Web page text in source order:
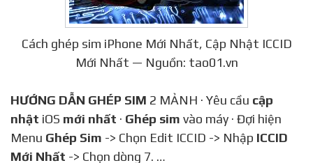
Cách ghép sim iPhone Mới Nhất, Cập Nhật ICCID
Mới Nhất — Nguồn: tao01.vn
HƯỚNG DẪN GHÉP SIM 2 MẢNH · Yêu cầu cập
nhật iOS mới nhất · Ghép sim vào máy · Đợi hiện
Menu Ghép Sim -> Chọn Edit ICCID -> Nhập ICCID
Mới Nhất -> Chọn dòng 7. …